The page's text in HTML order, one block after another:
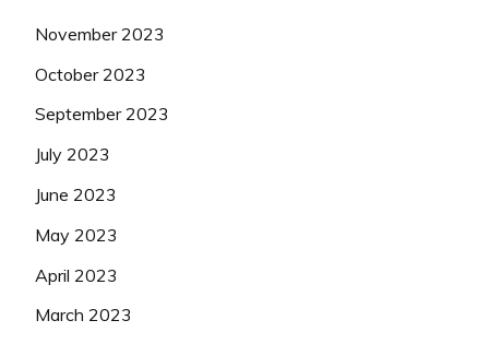
November 2023
October 2023
September 2023
July 2023
June 2023
May 2023
April 2023
March 2023